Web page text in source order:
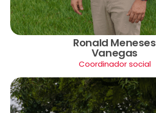
Ronald Meneses
Vanegas
Coordinador social